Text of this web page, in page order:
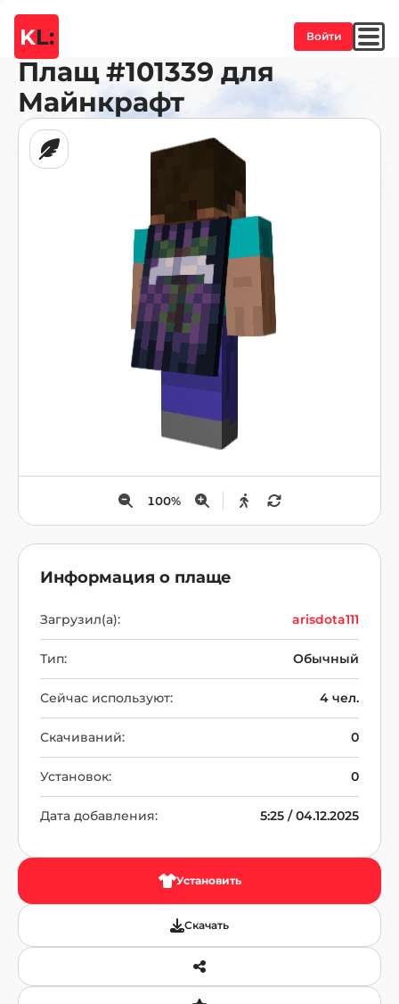
KL: Войти
Плащ #101339 для
Майнкрафт
100%
Информация о плаще
Загрузил(а): arisdota111
Тип: Обычный
Сейчас используют: 4 чел.
Скачиваний: 0
Установок: 0
Дата добавления: 5:25 / 04.12.2025
Установить
Скачать